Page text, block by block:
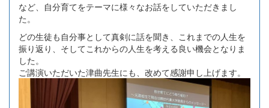
など、自分育てをテーマに様々なお話をしていただきまし
た。
どの生徒も自分事として真剣に話を聞き、これまでの人生を
振り返り、そしてこれからの人生を考える良い機会となりま
した。
ご講演いただいた津曲先生にも、改めて感謝申し上げます。